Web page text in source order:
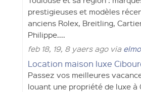
prestigieuses et modèles
anciens Rolex, Breitling,
Philippe....
feb 18, 19, 8 yaers ago via
Location maison luxe
Passez vos meilleures
louant une propriété de luxe à